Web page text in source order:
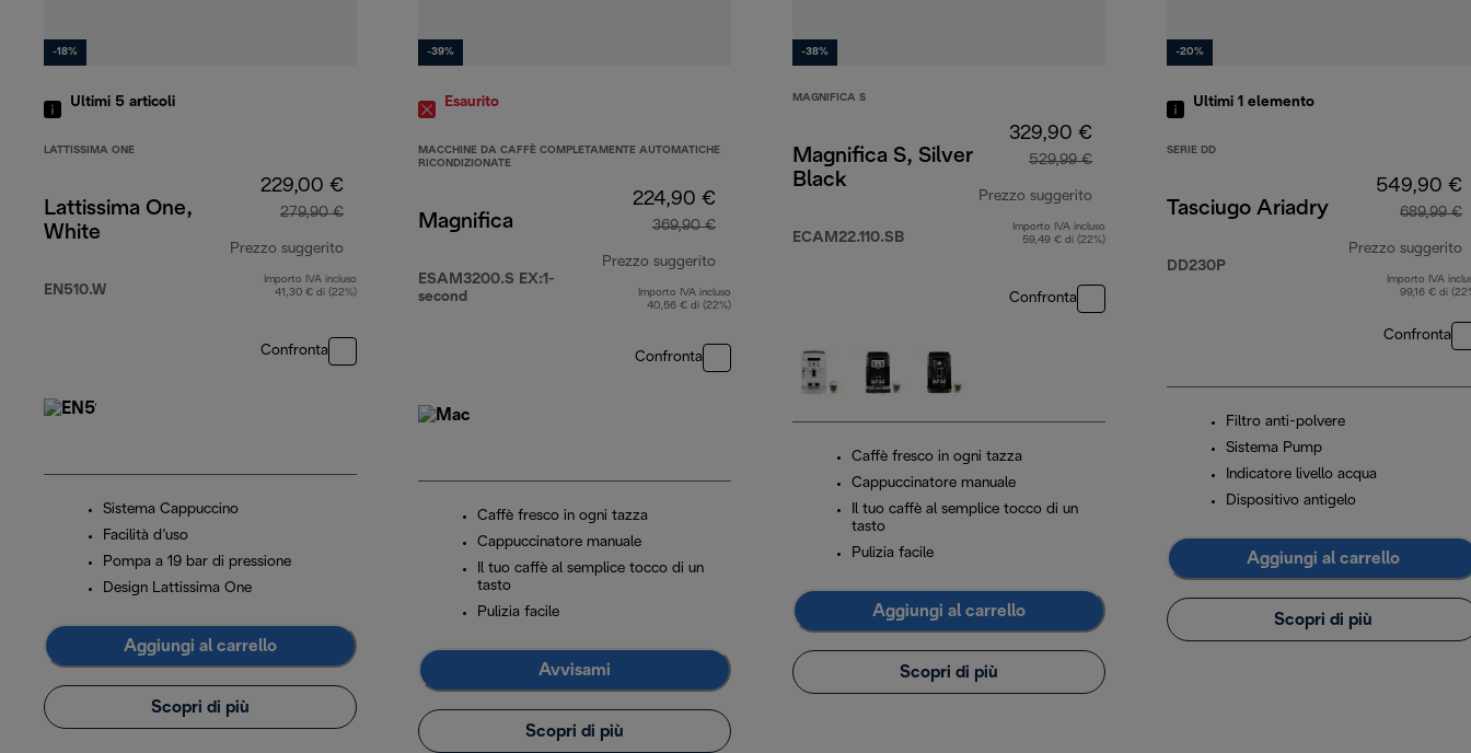
-18%
Ultimi 5 articoli
LATTISSIMA ONE
Lattissima One,
White
EN510.W
229,00 €
279,90 €
Prezzo suggerito
prezzo originale 279,90 €
Importo IVA incluso
41,30 € di (22%)
Confronta
Sistema Cappuccino
Facilità d’uso
Pompa a 19 bar di pressione
Design Lattissima One
Aggiungi al carrello
Scopri di più
-39%
Esaurito
MACCHINE DA CAFFÈ COMPLETAMENTE AUTOMATICHE
RICONDIZIONATE
Magnifica
ESAM3200.S EX:1-
second
224,90 €
369,90 €
Prezzo suggerito
prezzo originale 369,90 €
Importo IVA incluso
40,56 € di (22%)
Confronta
Caffè fresco in ogni tazza
Cappuccinatore manuale
Il tuo caffè al semplice tocco di un
tasto
Pulizia facile
Avvisami
Scopri di più
-38%
MAGNIFICA S
Magnifica S, Silver
Black
ECAM22.110.SB
329,90 €
529,99 €
Prezzo suggerito
prezzo originale 529,99 €
Importo IVA incluso
59,49 € di (22%)
Confronta
Caffè fresco in ogni tazza
Cappuccinatore manuale
Il tuo caffè al semplice tocco di un
tasto
Pulizia facile
Aggiungi al carrello
Scopri di più
-20%
Ultimi 1 elemento
SERIE DD
Tasciugo Ariadry
DD230P
549,90 €
689,99 €
Prezzo suggerito
Importo IVA
99,16 € di
Confronta
Filtro anti-polvere
Sistema Pump
Indicatore livello acqua
Dispositivo antigelo
Aggiungi al carrello
Scopri di più